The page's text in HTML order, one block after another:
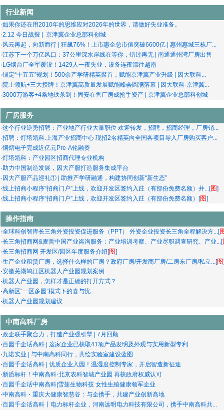
·公司制、合伙制、个人独资、分公司、子公司那种公司交税蕞少？
工资、奖金蕞好节税办法
·增值税筹划的四大蕞常用办法
·土地增值税怎样筹划，财务经理巧妙规划
·越南海防市新高标厂房出租 莱格工业区 4000平起租
上海临港新片区（重装备区）高标准单层厂房出租，21米层高配置六台16吨行车...
·华发·大健康产业园 智汇湾创新中心 · 珠海高新区北围片区研发厂房出租
·华发智造产业园 华金智汇湾 · 珠海高新区数据中心产业园 珠海高新区厂房出...
·华发·科创产业园 珠海规模最大5.0产业新空间 珠海高新区研发厂房出租
·珠海西站电子信息产业园 珠海金湾区5.0产业新空间 珠海研发厂房出租
·平沙电子电器产业园 珠海金湾区5.0产业新空间 珠海研发厂房出租
·大湾区智造产业园B区 珠海高新区5.0产业新空间 珠海高新区研发厂房出租
·华发智造产业园 珠海高新区5.0产业新空间 珠海高新区研发厂房出租
·华发·信创产业园 智谷创芯广场 · 珠海高新区北围片区研发厂房出租
大健康产业园（智汇湾创新中心）打造珠海首个企业全周期成长中心 珠海高新区...
智能制造加速基地，高新区首个国企建设的综合产业园区，珠海高新区厂房出租
柬埔寨厂房出租｜4号路 14400平
柬埔寨厂房出租｜41号路 5000平
柬埔寨土地出售｜2号路 28公顷
柬埔寨厂房出租｜41号路 10000平
珠海高新区工业用地土地出售招商 | 一类工业用地约43万每亩 为大湾区核心区...
上海厂房出租 松江洞泾H&H伟凯运动健康科创基地
上海厂房出租 奉贤区西渡工业区 H&H和汇智能装备制造基地
上海金山厂房出租 东久上海湾区碳谷智造园、生命科学园、智能制造园
·上海临港新片区・奉贤头桥街道｜全品类产业载体 厂房出租出售 / 土地...
上海临港新片区・奉贤头桥核心｜开伦慧谷国资产业园 厂房出租出售
苏州吴江汾湖神尔机器人产业园 厂房出租 3000平起租
葛毅明 工业地产 产业地产招商 原：上海厂房网 CEO 华夏幸福招商总监 空间...[ 图]
上海市松江区佘山镇吉业路567号 独院厂房出租 占地7900平 含两栋厂房1481平...[
越南龙江工业园：3.2万平厂房可定制出租，另有34650平米土地出售[
柬埔寨厂房出租 ｜土地出售 ｜ 41号路 6000㎡-12000㎡(9栋厂房，4块土地）
行业新闻
·如果你还在用2010年的思维应对2026年的世界，请做好失业准备。
·2.12 今日战报 | 京津冀企业总部科创城
·风云再起，向新而行 | 狂飙76%！上市惠企总市值突破6600亿 | 惠州惠城三栋厂...
·江苏下一个万亿风口：37公里深水岸线在等你，错过再无 | 南通通州湾厂房出售
· LG烟台厂全军覆没！1429人一夜失业，设备连夜漂往越南
·锚定“十五五”规划！500余产学研精英聚首，赋能京津冀产业升级 | 因大联科...
·院士领航+三大授牌！京津冀高质量发展赋能峰会圆满落幕 | 因大联科·京津冀...
·3000万游客+4条地铁杀到！固安在售厂房成抢手资产 | 京津冀企业总部科创城
厂房服务
·这个行业逆势招聘：产业地产行业大量职位 欢迎转发，招聘，招商经理，厂房销...
·招聘：灯塔瓴科.上海产业招商中心 现招2名精英向全国各项目导入厂房购买客户...
·炯熠电子完成近亿元Pre-A轮融资
·灯塔瓴科：产业园区招商代理专业机构
·助力中国制造发展，因大产服打造服务集成平台
· 因大产服产品巡礼① | 助推产学研融通，构建协同创新“新生态”
·线上招商小程序“招商门户”上线，欢迎开发区签约入跓（有部份免费名额）并...[图]
·线上招商小程序“招商门户”上线，欢迎开发区签约入跓（有部份免费名额）[图]
操作指南
·全球科创智库长三角外资投资促进服务（PPT） 外资企业投资长三角全程解决方...[
·长三角招商网&麦哲中国产业咨询服务：产业培训考察、产业尽职调查研究、产业...[
·长三角招商网 开发区/园区年度服务介绍[图]
·生产企业租赁厂房，选择什么样的厂房？政府厂房/开发商厂房/二房东厂房/私立...[图
·安徽芜湖鸠江区机器人产业园规划案例
·机器人产业园，怎样才是正确的打开方式？
·高新区“一区多园”模式下的喜与忧
·机器人产业园规划建议
中南高科厂房
·政企联手聚合力，打造产业强引擎 | 7月回顾
·百园千企话高科 | 这家企业已获取41项产品发明及外观与实用新型专利
·九诺实业 | 与中南高科同行，共绘实验室建设蓝图
·百园千企话高科 | 优质企业入园！温湿度控制专家，开启智造新征途
·新质标杆！中南高科·北京农科智城产业园 再获政府权威认可
·百园千企话中南高科|雪莲生物科技 女性生殖健康领军企业
·中南高科・重庆大健康智慧谷：与企携手，共建产业创新高地
·百园千企话高科丨电力标杆企业，河南远明电力科技有限公司，携手中南高科共...